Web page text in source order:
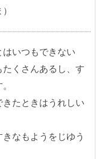
いつもできない
たくさんあるし、す
たときはうれしい
なもようをじゆう